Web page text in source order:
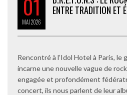
01
MAI2026
ENTRE TRADITION ET
Rencontré à l’Idol Hotel à Paris, le
incarne une nouvelle vague de
engagée et profondément
concert, ils nous parlent de leur